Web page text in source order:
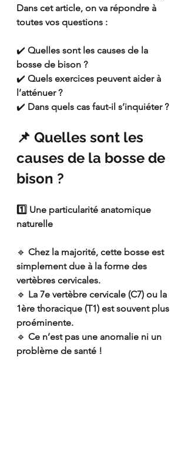
Dans cet article, on va répondre à
toutes vos questions :
✔️ Quelles sont les causes de la
bosse de bison ?
✔️ Quels exercices peuvent aider à
l’atténuer ?
✔️ Dans quels cas faut-il s’inquiéter ?
📌 Quelles sont les
causes de la bosse de
bison ?
1️⃣ Une particularité anatomique
naturelle
🔹 Chez la majorité, cette bosse est
simplement due à la forme des
vertèbres cervicales.
🔹 La 7e vertèbre cervicale (C7) ou la
1ère thoracique (T1) est souvent plus
proéminente.
🔹 Ce n’est pas une anomalie ni un
problème de santé !